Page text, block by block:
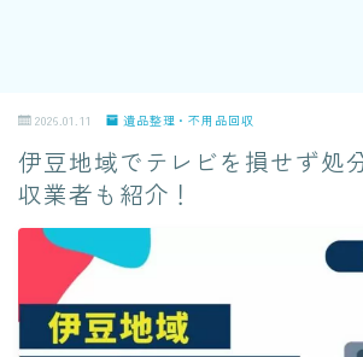
2026.01.11 遺品整理・不用品回収
伊豆地域でテレビを損せず処
収業者も紹介！